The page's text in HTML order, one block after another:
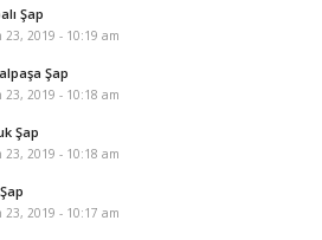
Şap
23, 2019 - 10:19 am
Şap
23, 2019 - 10:18 am
Şap
23, 2019 - 10:18 am
23, 2019 - 10:17 am